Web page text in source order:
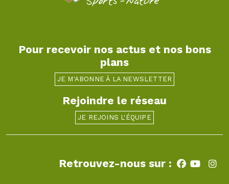
Pour recevoir nos actus et nos bons
plans
JE M'ABONNE À LA NEWSLETTER
Rejoindre le réseau
JE REJOINS L'ÉQUIPE
Retrouvez-nous sur :